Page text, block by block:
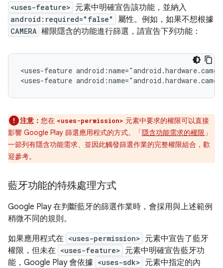
<uses-feature> 元素中明確宣告該功能，並納入
android:required="false" 屬性。例如，如果不想根據
CAMERA 權限隱含的功能進行篩選，請宣告下列功能：
<uses-feature
<uses-feature
注意： 您在 <uses-permission> 元素中要求的權限可以直接
影響 Google Play 篩選應用程式的方式。「隱含功能需求的權限 」
一節列有隱含功能需求、並因此觸發篩選作業的完整權限組合，歡
迎參考。
藍牙功能的特殊處理方式
Google Play 在判斷藍牙的篩選作業時，會採用與上述範例
稍微不同的規則。
如果應用程式在 <uses-permission> 元素中宣告了藍牙
權限，但未在 <uses-feature> 元素中明確宣告藍牙功
能，Google Play 會依據 <uses-sdk> 元素中指定的內